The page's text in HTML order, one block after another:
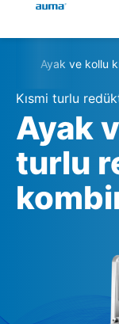
Ürünler
Çözümler
Downloads
Servis
İrtibat
Global
Avrupa
Asya ve
Kuzey
Arama
Ayak ve kollu
Kısmi turlu
Ayak
turlu